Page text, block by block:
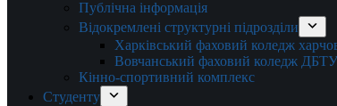
Публічна інформація
Відокремлені структурні підрозділи
Харківський фаховий коледж
Вовчанський фаховий коледж ДБТУ
Кінно-спортивний комплекс
Студенту